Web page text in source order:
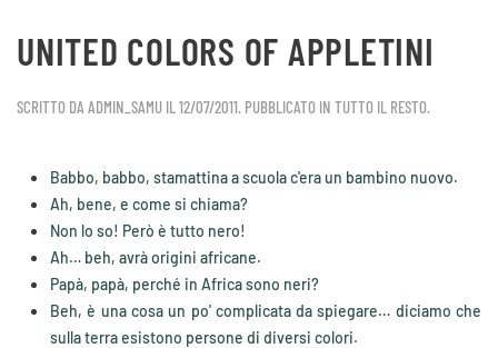
UNITED COLORS OF APPLETINI
SCRITTO DA ADMIN_SAMU IL12/07/2011. PUBBLICATO IN TUTTO IL RESTO.
Babbo, babbo, stamattina a scuola c'era un bambino nuovo.
Ah, bene, e come si chiama?
Non lo so! Però è tutto nero!
Ah… beh, avrà origini africane.
Papà, papà, perché in Africa sono neri?
Beh, è una cosa un po' complicata da spiegare… diciamo che
sulla terra esistono persone di diversi colori.